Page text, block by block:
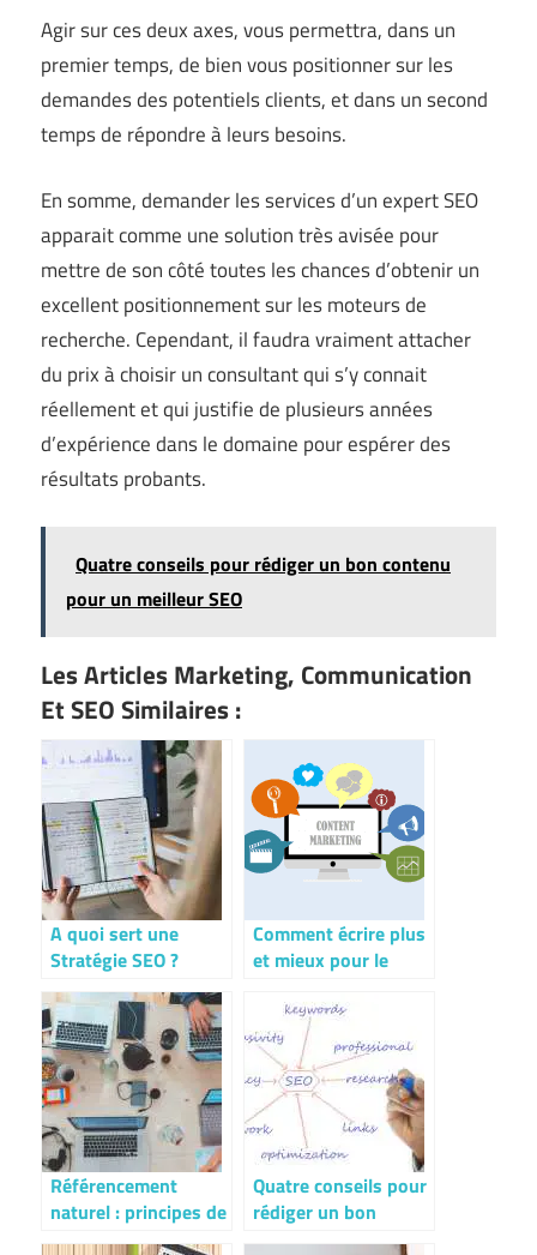
Agir sur ces deux axes, vous permettra, dans un
premier temps, de bien vous positionner sur les
demandes des potentiels clients, et dans un second
temps de répondre à leurs besoins.
En somme, demander les services d’un expert SEO
apparait comme une solution très avisée pour
mettre de son côté toutes les chances d’obtenir un
excellent positionnement sur les moteurs de
recherche. Cependant, il faudra vraiment attacher
du prix à choisir un consultant qui s’y connait
réellement et qui justifie de plusieurs années
d’expérience dans le domaine pour espérer des
résultats probants.
Quatre conseils pour rédiger un bon contenu
pour un meilleur SEO
Les Articles Marketing, Communication
Et SEO Similaires :
A quoi sert une
Stratégie SEO ?
Comment écrire plus
et mieux pour le
Référencement
naturel : principes de
base du SEO
Quatre conseils pour
rédiger un bon
contenu pour un